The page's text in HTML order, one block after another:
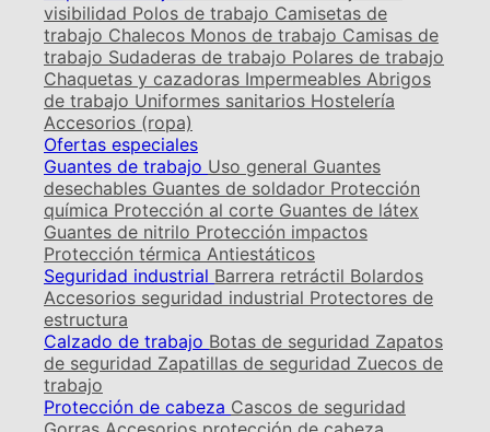
visibilidad Polos de trabajo Camisetas de
trabajo Chalecos Monos de trabajo Camisas de
trabajo Sudaderas de trabajo Polares de trabajo
Chaquetas y cazadoras Impermeables Abrigos
de trabajo Uniformes sanitarios Hostelería
Accesorios (ropa)
Ofertas especiales
Guantes de trabajo Uso general Guantes
desechables Guantes de soldador Protección
química Protección al corte Guantes de látex
Guantes de nitrilo Protección impactos
Protección térmica Antiestáticos
Seguridad industrial Barrera retráctil Bolardos
Accesorios seguridad industrial Protectores de
estructura
Calzado de trabajo Botas de seguridad Zapatos
de seguridad Zapatillas de seguridad Zuecos de
trabajo
Protección de cabeza Cascos de seguridad